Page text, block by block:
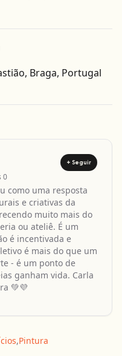
Braga, Portugal
Obter direcções
+ Seguir
0
como uma resposta
e criativas da
muito mais do
ou ateliê. É um
é incentivada e
é mais do que um
- é um ponto de
ganham vida. Carla
💚💜
,Pintura